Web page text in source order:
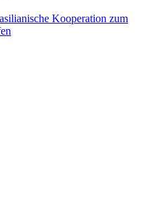
Kooperation zum